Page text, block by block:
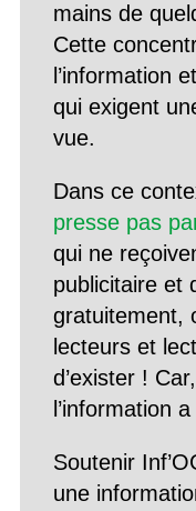
mains de
Cette
l’information
qui exigent
vue.
Dans ce
presse pas
qui ne
publicitaire et
gratuitement,
lecteurs et
d’exister !
l’information
Soutenir
une